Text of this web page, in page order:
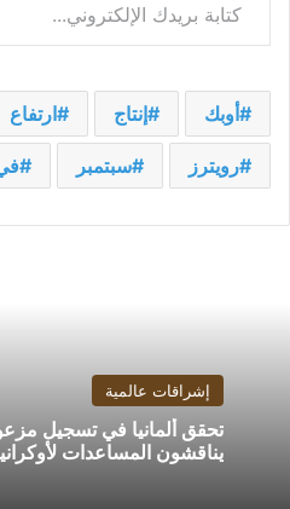
أوبك إنتاج ارتفاع
رويترز سبتمبر
إشراقات عالمية
تحقق ألمانيا في تسجيل
يناقشون المساعدات